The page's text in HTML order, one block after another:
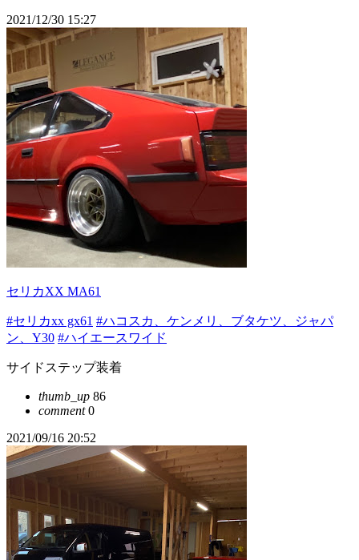
2021/12/30 15:27
セリカXX MA61
#セリカxx gx61 #ハコスカ、ケンメリ、ブタケツ、ジャパ
ン、Y30 #ハイエースワイド
サイドステップ装着
thumb_up 86
comment0
2021/09/16 20:52